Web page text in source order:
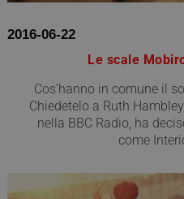
2016-06-22
Le scale
Cos’hanno in comune il
Chiedetelo a Ruth
nella BBC Radio, ha
come